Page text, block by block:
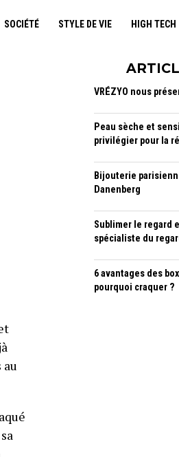
SOCIÉTÉ STYLE DE VIE HIGH TECH
VRÉZYO nous
Peau sèche et
privilégier pour la
Bijouterie
Danenberg
Sublimer le regard
spécialiste du
6 avantages des
pourquoi craquer ?